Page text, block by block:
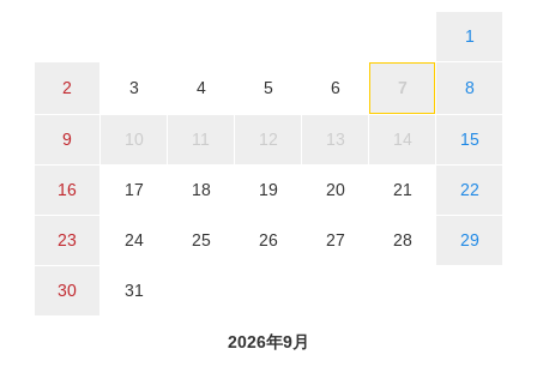
1
2 3 4 5 6 7 8
9 10 11 12 13 14 15
16 17 18 19 20 21 22
23 24 25 26 27 28 29
30 31
2026年9月